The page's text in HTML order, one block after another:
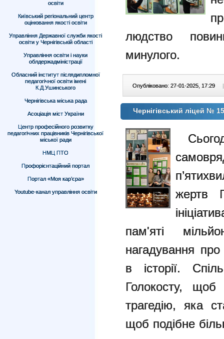
освіти
Київський регіональний центр
оцінювання якості освіти
Управління Державної служби якості
освіти у Чернігівській області
Управління освіти і науки
облдержадміністрації
Обласний інститут післядипломної
педагогічної освіти імені
К.Д.Ушинського
Чернігівська міська рада
Асоціація міст України
Центр професійного розвитку
педагогічних працівників Чернігівської
міської ради
НМЦ ПТО
Профорієнтаційний портал
Портал «Моя кар’єра»
Youtube-канал управління освіти
людство
минулого.
Опубліковано: 27-01-2025, 17:29 |
Чернігівський ліцей №
жертв
пам'яті
нагадування
в історії.
Голокосту,
трагедію, яка
щоб подібне